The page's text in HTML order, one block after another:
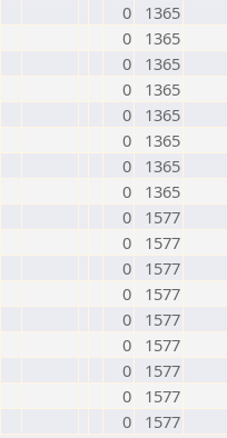
0
1365
0
1365
0
1365
0
1365
0
1365
0
1365
0
1365
0
1365
0
1577
0
1577
0
1577
0
1577
0
1577
0
1577
0
1577
0
1577
0 1577